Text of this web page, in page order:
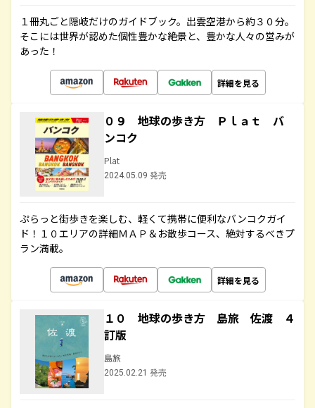
１冊丸ごと隠岐だけのガイドブック。出雲空港から約３０分。
そこには世界が認めた個性豊かな絶景と、豊かな人々の営みが
あった！
詳細を見る
０９ 地球の歩き方 Ｐｌａｔ バ
ンコク
Plat
2024.05.09 発売
ぷらっと街歩きを楽しむ、軽くて携帯に便利なバンコクガイ
ド！１０エリアの詳細ＭＡＰ＆お散歩コース、絶対するべきプ
ラン満載。
詳細を見る
１０ 地球の歩き方 島旅 佐渡 ４
訂版
島旅
2025.02.21 発売